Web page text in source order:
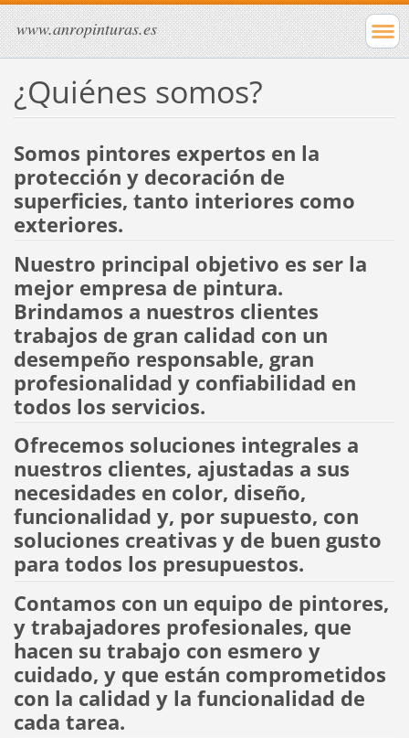
www.anropinturas.es
¿Quiénes somos?
Somos pintores expertos en la
protección y decoración de
superficies, tanto interiores como
exteriores.
Nuestro principal objetivo es ser la
mejor empresa de pintura.
Brindamos a nuestros clientes
trabajos de gran calidad con un
desempeño responsable, gran
profesionalidad y confiabilidad en
todos los servicios.
Ofrecemos soluciones integrales a
nuestros clientes, ajustadas a sus
necesidades en color, diseño,
funcionalidad y, por supuesto, con
soluciones creativas y de buen gusto
para todos los presupuestos.
Contamos con un equipo de pintores,
y trabajadores profesionales, que
hacen su trabajo con esmero y
cuidado, y que están comprometidos
con la calidad y la funcionalidad de
cada tarea.